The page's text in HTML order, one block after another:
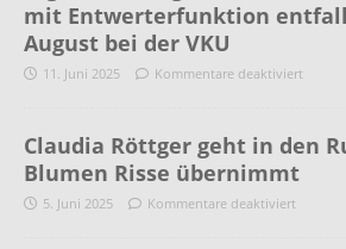
mit Entwerterfunktion
August bei der VKU
11. Juni 2025 Kommentare deaktiviert
Claudia Röttger geht in den
Blumen Risse übernimmt
5. Juni 2025 Kommentare deaktiviert